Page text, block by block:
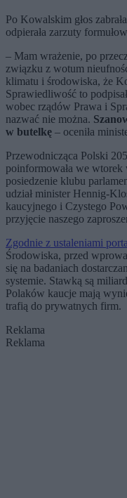
Po Kowalskim głos
odpierała zarzuty
– Mam wrażenie, po
związku z wotum
klimatu i środowiska, że
Sprawiedliwość to
wobec rządów Prawa i
nazwać nie można.
w butelkę – oceniła
Przewodnicząca Polski
poinformowała we wtorek
posiedzenie klubu
udział minister Hennig-
kaucyjnego i Czystego
przyjęcie naszego
Zgodnie z ustaleniami
Środowiska, przed
się na badaniach
systemie. Stawką są
Polaków kaucje mają
trafią do prywatnych firm.
Reklama
Reklama